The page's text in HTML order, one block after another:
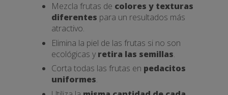
Mezcla frutas de colores y texturas
diferentes para un resultados más
atractivo.
Elimina la piel de las frutas si no son
ecológicas y retira las semillas.
Corta todas las frutas en pedacitos
uniformes.